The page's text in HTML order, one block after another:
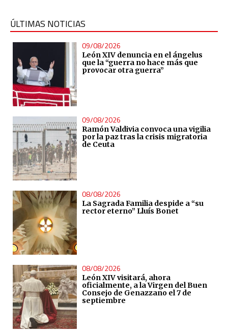
ÚLTIMAS NOTICIAS
09/08/2026
León XIV denuncia en el ángelus
que la “guerra no hace más que
provocar otra guerra”
09/08/2026
Ramón Valdivia convoca una vigilia
por la paz tras la crisis migratoria
de Ceuta
08/08/2026
La Sagrada Familia despide a “su
rector eterno” Lluís Bonet
08/08/2026
León XIV visitará, ahora
oficialmente, a la Virgen del Buen
Consejo de Genazzano el 7 de
septiembre